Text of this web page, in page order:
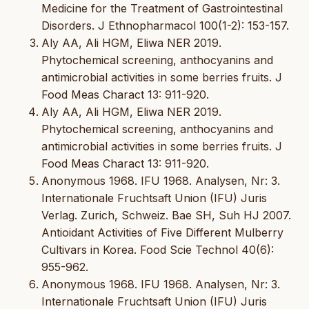
Medicine for the Treatment of Gastrointestinal
Disorders. J Ethnopharmacol 100(1-2): 153-157.
Aly AA, Ali HGM, Eliwa NER 2019.
Phytochemical screening, anthocyanins and
antimicrobial activities in some berries fruits. J
Food Meas Charact 13: 911-920.
Aly AA, Ali HGM, Eliwa NER 2019.
Phytochemical screening, anthocyanins and
antimicrobial activities in some berries fruits. J
Food Meas Charact 13: 911-920.
Anonymous 1968. IFU 1968. Analysen, Nr: 3.
Internationale Fruchtsaft Union (IFU) Juris
Verlag. Zurich, Schweiz. Bae SH, Suh HJ 2007.
Antioidant Activities of Five Different Mulberry
Cultivars in Korea. Food Scie Technol 40(6):
955-962.
Anonymous 1968. IFU 1968. Analysen, Nr: 3.
Internationale Fruchtsaft Union (IFU) Juris